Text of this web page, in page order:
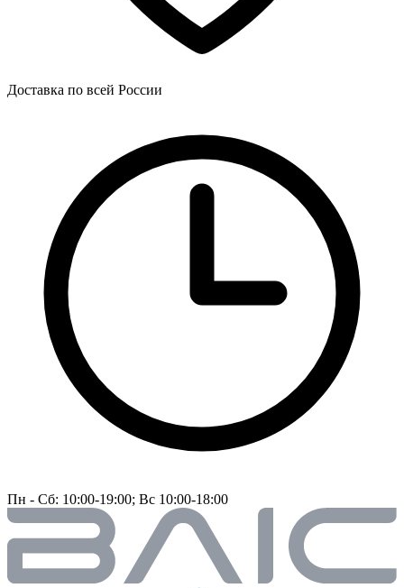
Доставка по всей России
Пн - Сб: 10:00-19:00; Вс 10:00-18:00